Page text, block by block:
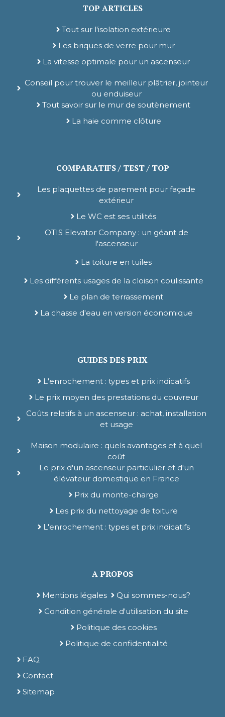
TOP ARTICLES
Tout sur l'isolation extérieure
Les briques de verre pour mur
La vitesse optimale pour un ascenseur
Conseil pour trouver le meilleur plâtrier, jointeur
ou enduiseur
Tout savoir sur le mur de soutènement
La haie comme clôture
COMPARATIFS / TEST / TOP
Les plaquettes de parement pour façade
extérieur
Le WC est ses utilités
OTIS Elevator Company : un géant de
l'ascenseur
La toiture en tuiles
Les différents usages de la cloison coulissante
Le plan de terrassement
La chasse d'eau en version économique
GUIDES DES PRIX
L'enrochement : types et prix indicatifs
Le prix moyen des prestations du couvreur
Coûts relatifs à un ascenseur : achat, installation
et usage
Maison modulaire : quels avantages et à quel
coût
Le prix d'un ascenseur particulier et d'un
élévateur domestique en France
Prix du monte-charge
Les prix du nettoyage de toiture
L'enrochement : types et prix indicatifs
A PROPOS
Mentions légales
Qui sommes-nous?
Condition générale d'utilisation du site
Politique des cookies
Politique de confidentialité
FAQ
Contact
Sitemap